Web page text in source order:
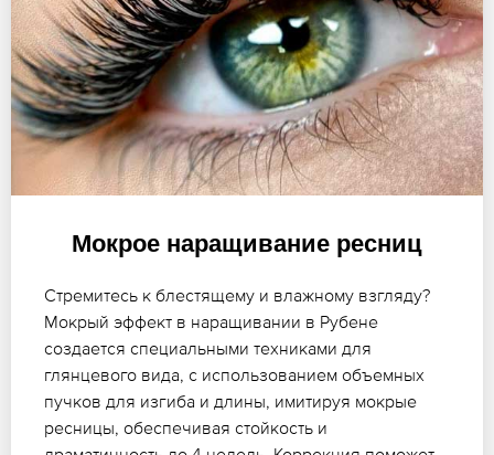
Мокрое наращивание ресниц
Стремитесь к блестящему и влажному взгляду?
Мокрый эффект в наращивании в Рубене
создается специальными техниками для
глянцевого вида, с использованием объемных
пучков для изгиба и длины, имитируя мокрые
ресницы, обеспечивая стойкость и